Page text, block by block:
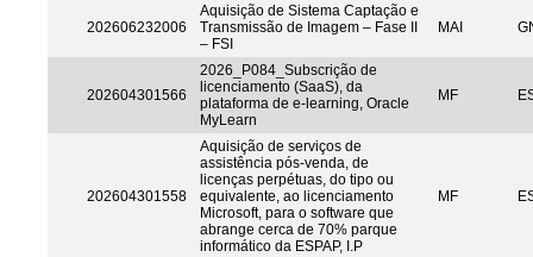
202606232006
Aquisição de Sistema Captação e
Transmissão de Imagem – Fase II
– FSI
MAI
202604301566
2026_P084_Subscrição de
licenciamento (SaaS), da
plataforma de e-learning, Oracle
MyLearn
MF
202604301558
Aquisição de serviços de
assistência pós-venda, de
licenças perpétuas, do tipo ou
equivalente, ao licenciamento
Microsoft, para o software que
abrange cerca de 70% parque
informático da ESPAP, I.P
MF